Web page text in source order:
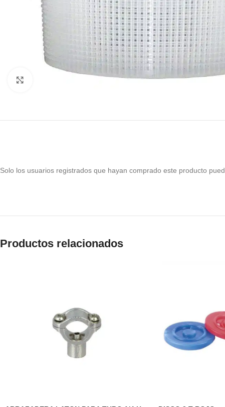
Haga Click para agrandar
Solo los usuarios registrados que hayan comprado este producto
Productos relacionados